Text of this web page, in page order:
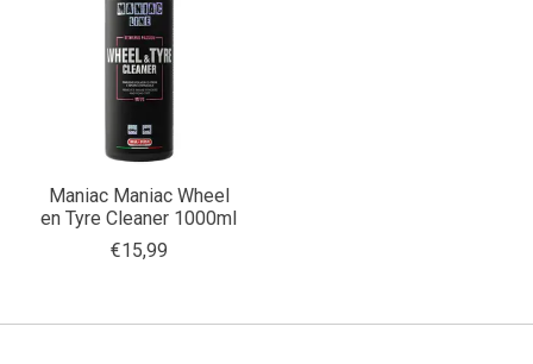
Maniac Maniac Wheel
en Tyre Cleaner 1000ml
€15,99